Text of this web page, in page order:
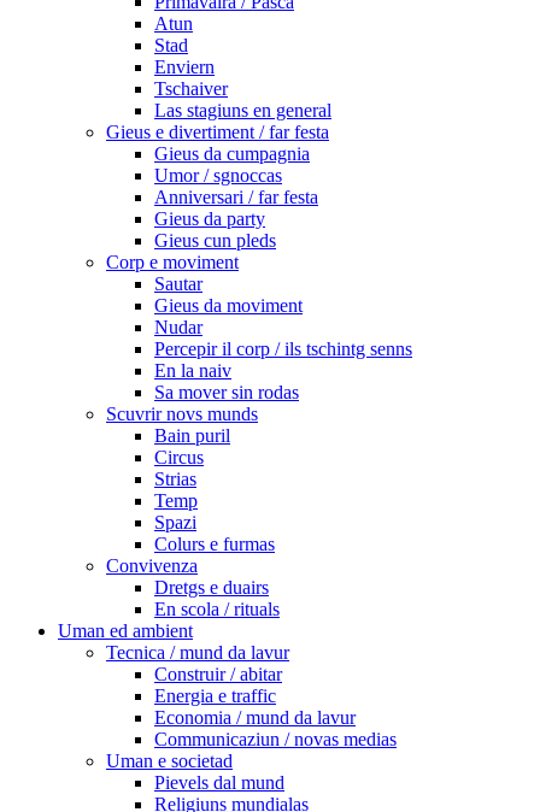
Atun
Stad
Enviern
Tschaiver
Las stagiuns en general
Gieus e divertiment / far festa
Gieus da cumpagnia
Umor / sgnoccas
Anniversari / far festa
Gieus da party
Gieus cun pleds
Corp e moviment
Sautar
Gieus da moviment
Nudar
Percepir il corp / ils tschintg senns
En la naiv
Sa mover sin rodas
Scuvrir novs munds
Bain puril
Circus
Strias
Temp
Spazi
Colurs e furmas
Convivenza
Dretgs e duairs
En scola / rituals
Uman ed ambient
Tecnica / mund da lavur
Construir / abitar
Energia e traffic
Economia / mund da lavur
Communicaziun / novas medias
Uman e societad
Pievels dal mund
Religiuns mundialas